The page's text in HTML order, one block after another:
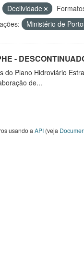
Declividade
Ministério de
-
do Plano Hidroviário
de...
usando a API(veja